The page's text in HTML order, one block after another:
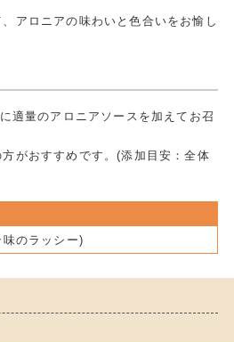
アロニアの味わいと色合いをお愉し
適量のアロニアソースを加えてお召
がおすすめです。(添加目安：全体
のラッシー)